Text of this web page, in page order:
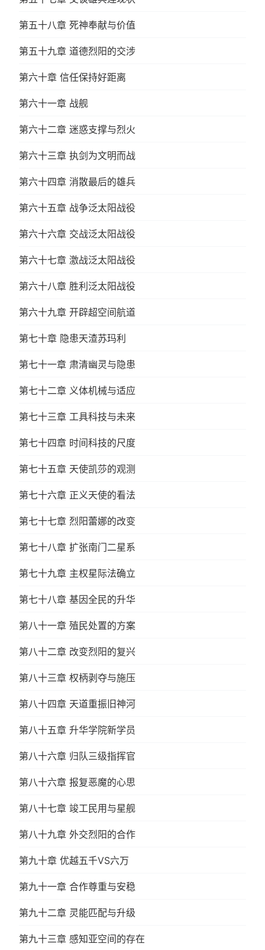
第五十八章 死神奉献与价值
第五十九章 道德烈阳的交涉
第六十章 信任保持好距离
第六十一章 战舰
第六十二章 迷惑支撑与烈火
第六十三章 执剑为文明而战
第六十四章 消散最后的雄兵
第六十五章 战争泛太阳战役
第六十六章 交战泛太阳战役
第六十七章 激战泛太阳战役
第六十八章 胜利泛太阳战役
第六十九章 开辟超空间航道
第七十章 隐患天渣苏玛利
第七十一章 肃清幽灵与隐患
第七十二章 义体机械与适应
第七十三章 工具科技与未来
第七十四章 时间科技的尺度
第七十五章 天使凯莎的观测
第七十六章 正义天使的看法
第七十七章 烈阳蕾娜的改变
第七十八章 扩张南门二星系
第七十九章 主权星际法确立
第七十八章 基因全民的升华
第八十一章 殖民处置的方案
第八十二章 改变烈阳的复兴
第八十三章 权柄剥夺与施压
第八十四章 天道重振旧神河
第八十五章 升华学院新学员
第八十六章 归队三级指挥官
第八十六章 报复恶魔的心思
第八十七章 竣工民用与星舰
第八十九章 外交烈阳的合作
第九十章 优越五千VS六万
第九十一章 合作尊重与安稳
第九十二章 灵能匹配与升级
第九十三章 感知亚空间的存在